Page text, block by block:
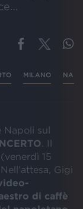
MILANO
Napoli sul
. Il
(venerdì 15
. Nell’attesa, Gigi
di caffè